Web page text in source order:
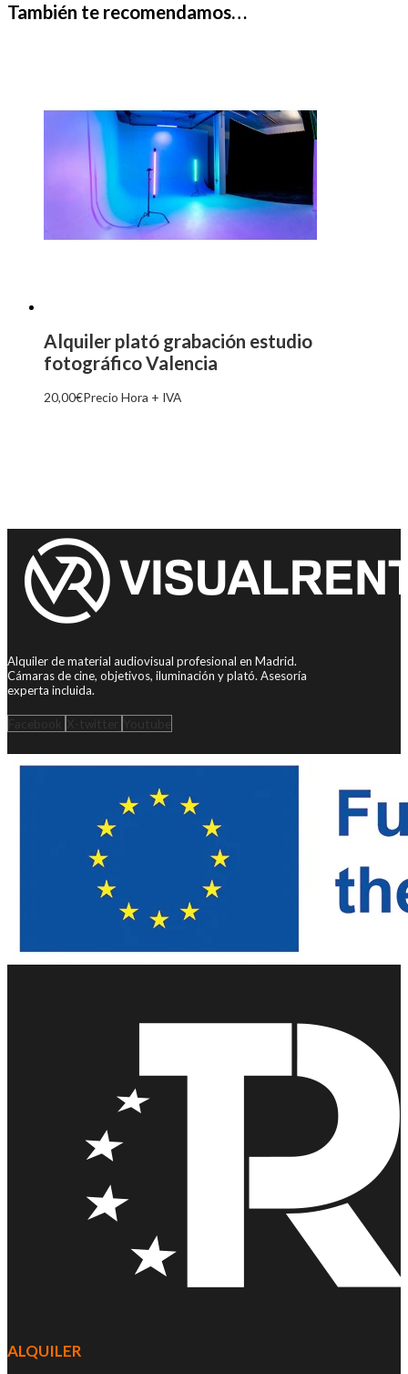
También te recomendamos…
Alquiler plató grabación estudio
fotográfico Valencia
20,00€Precio Hora + IVA
Alquiler de material audiovisual profesional en Madrid.
Cámaras de cine, objetivos, iluminación y plató. Asesoría
experta incluida.
ALQUILER